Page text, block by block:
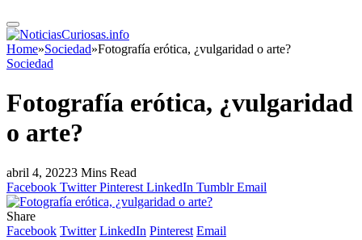
Home»Sociedad»Fotografía erótica, ¿vulgaridad o arte?
Sociedad
Fotografía erótica, ¿vulgaridad
o arte?
abril 4, 20223 Mins Read
Facebook Twitter Pinterest LinkedIn Tumblr Email
Share
Facebook Twitter LinkedIn Pinterest Email